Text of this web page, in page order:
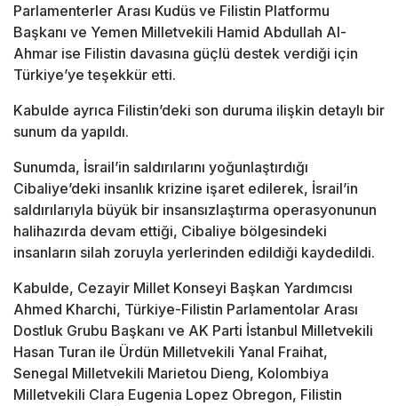
Parlamenterler Arası Kudüs ve Filistin Platformu
Başkanı ve Yemen Milletvekili Hamid Abdullah Al-
Ahmar ise Filistin davasına güçlü destek verdiği için
Türkiye’ye teşekkür etti.
Kabulde ayrıca Filistin’deki son duruma ilişkin detaylı bir
sunum da yapıldı.
Sunumda, İsrail’in saldırılarını yoğunlaştırdığı
Cibaliye’deki insanlık krizine işaret edilerek, İsrail’in
saldırılarıyla büyük bir insansızlaştırma operasyonunun
halihazırda devam ettiği, Cibaliye bölgesindeki
insanların silah zoruyla yerlerinden edildiği kaydedildi.
Kabulde, Cezayir Millet Konseyi Başkan Yardımcısı
Ahmed Kharchi, Türkiye-Filistin Parlamentolar Arası
Dostluk Grubu Başkanı ve AK Parti İstanbul Milletvekili
Hasan Turan ile Ürdün Milletvekili Yanal Fraihat,
Senegal Milletvekili Marietou Dieng, Kolombiya
Milletvekili Clara Eugenia Lopez Obregon, Filistin